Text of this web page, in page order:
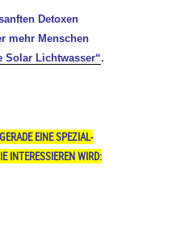
Detoxen
mehr Menschen
Solar Lichtwasser“.
EINE SPEZIAL-
INTERESSIEREN WIRD: